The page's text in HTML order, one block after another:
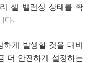
셀 밸런싱 상태를 확
다.
하게 발생할 것을 대비
더 안전하게 설정하는